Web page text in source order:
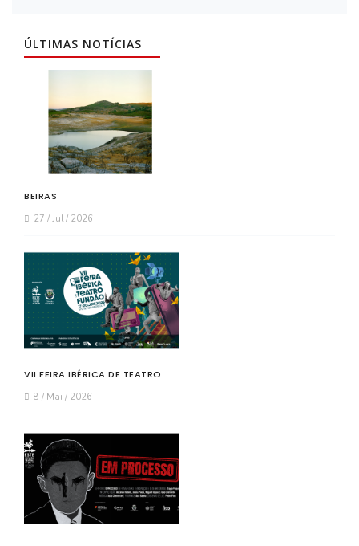
ÚLTIMAS NOTÍCIAS
BEIRAS
27 / Jul / 2026
VII FEIRA IBÉRICA DE TEATRO
8 / Mai / 2026